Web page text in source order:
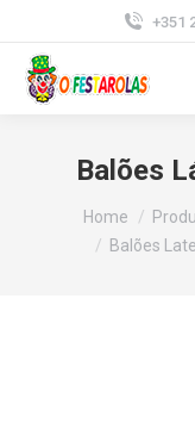
+351
Balões
You are here:
Home
Balões